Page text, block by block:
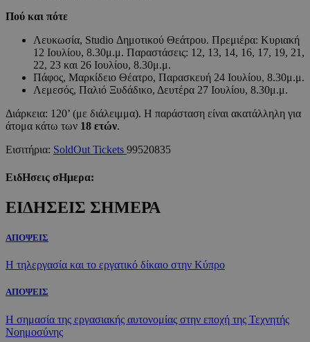
Πού και πότε
Λευκωσία, Studio Δημοτικού Θεάτρου. Πρεμιέρα: Κυριακή
12 Ιουλίου, 8.30μ.μ. Παραστάσεις: 12, 13, 14, 16, 17, 19, 21,
22, 23 και 26 Ιουλίου, 8.30μ.μ.
Πάφος, Μαρκίδειο Θέατρο, Παρασκευή 24 Ιουλίου, 8.30μ.μ.
Λεμεσός, Παλιό Ξυδάδικο, Δευτέρα 27 Ιουλίου, 8.30μ.μ.
Διάρκεια: 120’ (με διάλειμμα). Η παράσταση είναι ακατάλληλη για
άτομα κάτω των 18 ετών.
Εισιτήρια: SoldOut Tickets 99520835
ΕιδΗσεις σΗμερα:
ΕΙΔΗΣΕΙΣ ΣΗΜΕΡΑ
ΑΠΟΨΕΙΣ
Η τηλεργασία και το εργατικό δίκαιο στην Κύπρο
ΑΠΟΨΕΙΣ
Η σημασία της εργασιακής αυτονομίας στην εποχή της Τεχνητής
Νοημοσύνης